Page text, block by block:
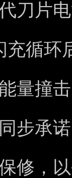
刀片
充循
量撞
步承
修，